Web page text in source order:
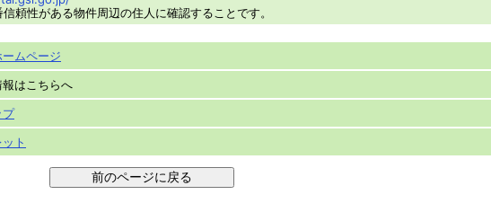
頼性がある物件周辺の住人に確認することです。
ムページ
はこちらへ
プ
ト